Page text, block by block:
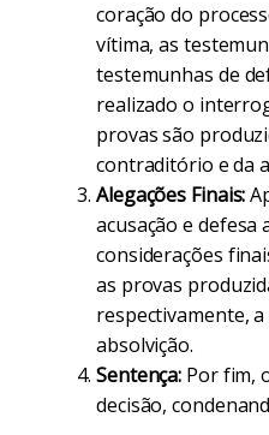
coração do
vítima, as
testemunhas de
realizado o
provas são
contraditório e da
Alegações Finais:
acusação e defesa
considerações
as provas
respectivamente,
absolvição.
Sentença: Por fim,
decisão,